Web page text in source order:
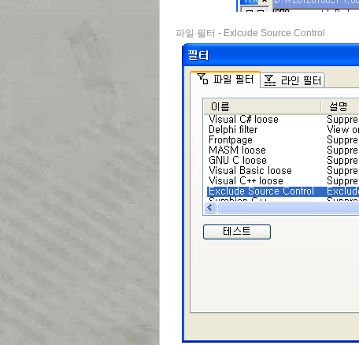
파일 필터 - Exlcude Source Control